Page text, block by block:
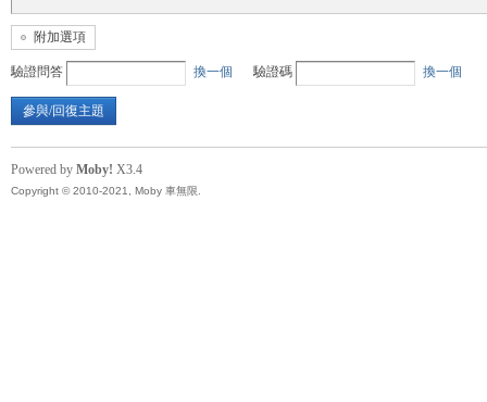
附加選項
驗證問答 換一個 驗證碼 換一個
參與/回復主題
Powered by Moby! X3.4
Copyright © 2010-2021, Moby 車無限.